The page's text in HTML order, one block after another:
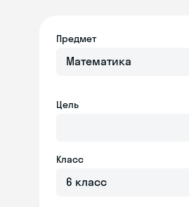
Предмет
Математика
Цель
Класс
6 класс